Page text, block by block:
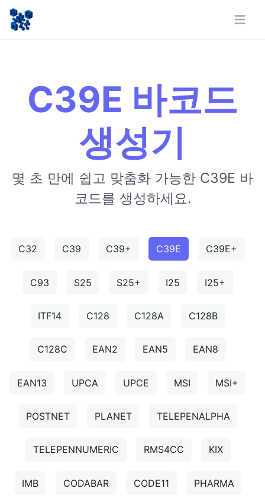
C39E 바코드
생성기
몇 초 만에 쉽고 맞춤화 가능한 C39E 바
코드를 생성하세요.
C32 C39 C39+ C39E C39E+
C93 S25 S25+ I25 I25+
ITF14 C128 C128A C128B
C128C EAN2 EAN5 EAN8
EAN13 UPCA UPCE MSI MSI+
POSTNET PLANET TELEPENALPHA
TELEPENNUMERIC RMS4CC KIX
IMB CODABAR CODE11 PHARMA